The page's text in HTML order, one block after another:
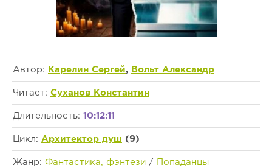
Автор: Карелин Сергей, Вольт Александр
Читает: Суханов Константин
Длительность: 10:12:11
Цикл: Архитектор душ (9)
Жанр: Фантастика, фэнтези / Попаданцы